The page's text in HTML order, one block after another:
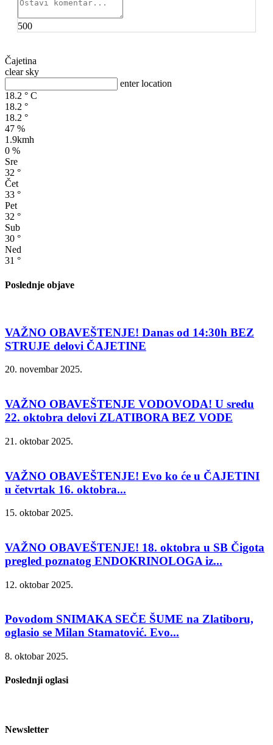
500
Čajetina
clear sky
enter location
18.2 ° C
18.2 °
18.2 °
47 %
1.9kmh
0 %
Sre
32 °
Čet
33 °
Pet
32 °
Sub
30 °
Ned
31 °
Poslednje objave
VAŽNO OBAVEŠTENJE! Danas od 14:30h BEZ
STRUJE delovi ČAJETINE
20. novembar 2025.
VAŽNO OBAVEŠTENJE VODOVODA! U sredu
22. oktobra delovi ZLATIBORA BEZ VODE
21. oktobar 2025.
VAŽNO OBAVEŠTENJE! Evo ko će u ČAJETINI
u četvrtak 16. oktobra...
15. oktobar 2025.
VAŽNO OBAVEŠTENJE! 18. oktobra u SB Čigota
pregled poznatog ENDOKRINOLOGA iz...
12. oktobar 2025.
Povodom SNIMAKA SEČE ŠUME na Zlatiboru,
oglasio se Milan Stamatović. Evo...
8. oktobar 2025.
Poslednji oglasi
Newsletter